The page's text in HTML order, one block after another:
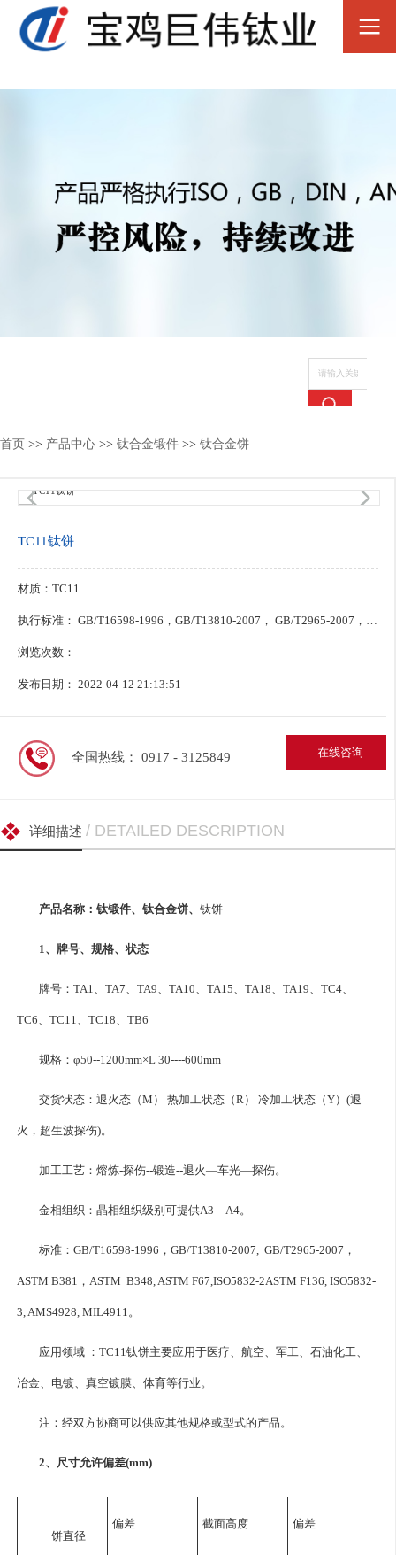
热搜关键词： 钛合金锻件 钛合金棒 钛合金法兰 钛靶
首页 >> 产品中心 >> 钛合金锻件 >> 钛合金饼
1/4
TC11钛饼
材质：TC11
执行标准： GB/T16598-1996，GB/T13810-2007， GB/T2965-2007，ASTM B381，ASTM B348， ASTM F6
浏览次数：
发布日期： 2022-04-12 21:13:51
在线咨询
全国热线： 0917 - 3125849
详细描述 / DETAILED DESCRIPTION
产品名称：钛锻件、钛合金饼、钛饼
1、牌号、规格、状态
牌号：TA1、TA7、TA9、TA10、TA15、TA18、TA19、TC4、
TC6、TC11、TC18、TB6
规格：φ50--1200mm×L 30----600mm
交货状态：退火态（M） 热加工状态（R） 冷加工状态（Y）(退
火，超生波探伤)。
加工工艺：熔炼-探伤--锻造--退火—车光—探伤。
金相组织：晶相组织级别可提供A3—A4。
标准：GB/T16598-1996，GB/T13810-2007, GB/T2965-2007，
ASTM B381，ASTM B348, ASTM F67,ISO5832-2ASTM F136, ISO5832-
3, AMS4928, MIL4911。
应用领域 ：TC11钛饼主要应用于医疗、航空、军工、石油化工、
冶金、电镀、真空镀膜、体育等行业。
注：经双方协商可以供应其他规格或型式的产品。
2、尺寸允许偏差(mm)
饼直径
偏差 截面高度 偏差